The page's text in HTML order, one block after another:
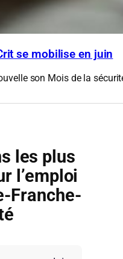
se mobilise en juin
son Mois de la
les plus
l’emploi
Franche-